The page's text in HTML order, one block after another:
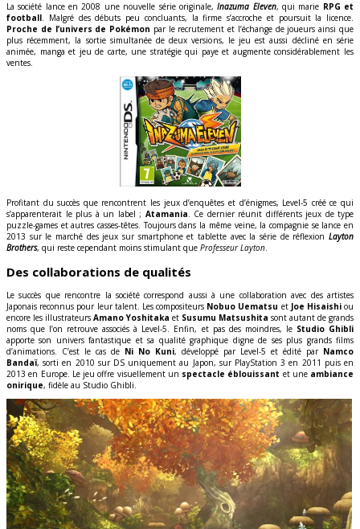
La société lance en 2008 une nouvelle série originale,Inazuma Eleven, qui marie RPG et
football. Malgré des débuts peu concluants, la firme s’accroche et poursuit la licence.
Proche de l’univers de Pokémon par le recrutement et l’échange de joueurs ainsi que
plus récemment, la sortie simultanée de deux versions, le jeu est aussi décliné en série
animée, manga et jeu de carte, une stratégie qui paye et augmente considérablement les
ventes.
Profitant du succès que rencontrent les jeux d’enquêtes et d’énigmes, Level-5 créé ce qui
s’apparenterait le plus à un label ; Atamania. Ce dernier réunit différents jeux de type
puzzle-games et autres casses-têtes. Toujours dans la même veine, la compagnie se lance en
2013 sur le marché des jeux sur smartphone et tablette avec la série de réflexion Layton
Brothers, qui reste cependant moins stimulant que Professeur Layton.
Des collaborations de qualités
Le succès que rencontre la société correspond aussi à une collaboration avec des artistes
Japonais reconnus pour leur talent. Les compositeurs Nobuo Uematsu etJoe Hisaishiou
encore les illustrateurs Amano Yoshitaka et Susumu Matsushita sont autant de grands
noms que l’on retrouve associés à Level-5. Enfin, et pas des moindres, le Studio Ghibli
apporte son univers fantastique et sa qualité graphique digne de ses plus grands films
d’animations. C’est le cas de Ni No Kuni, développé par Level-5 et édité par Namco
Bandaï, sorti en 2010 sur DS uniquement au Japon, sur PlayStation 3 en 2011 puis en
2013 en Europe. Le jeu offre visuellement un spectacle éblouissant et une ambiance
onirique, fidèle au Studio Ghibli.